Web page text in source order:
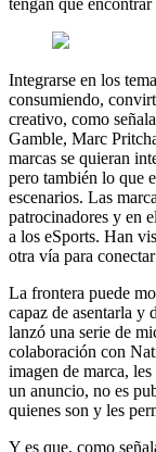
tengan que
Integrarse en los
consumiendo,
creativo, como
Gamble, Marc
marcas se quieran
pero también lo que
escenarios. Las
patrocinadores y en
a los eSports. Han
otra vía para
La frontera puede
capaz de asentarla y
lanzó una serie de
colaboración con
imagen de marca,
un anuncio, no es
quienes son y les
Y es que, como